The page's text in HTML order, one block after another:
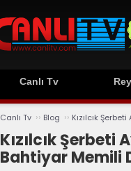
Canlı Tv
Canlı Tv ›› Blog ›› Kızılcık
Kızılcık Şerbeti
Bahtiyar Memili